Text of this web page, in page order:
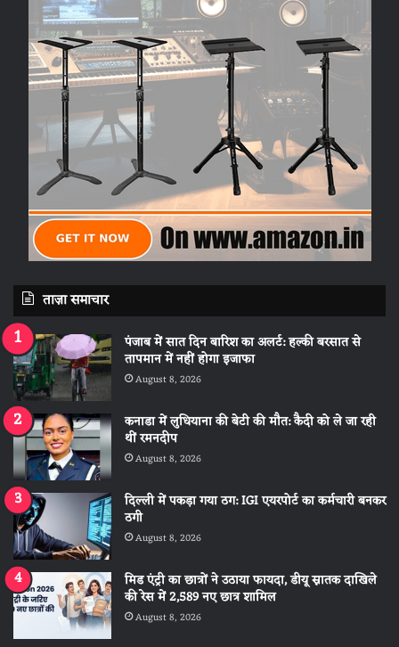
ताज़ा समाचार
पंजाब में सात दिन बारिश का अलर्ट: हल्की बरसात से
तापमान में नहीं होगा इजाफा
August 8, 2026
कनाडा में लुधियाना की बेटी की माैत: कैदी को ले जा रही
थीं रमनदीप
August 8, 2026
दिल्ली में पकड़ा गया ठग: IGI एयरपोर्ट का कर्मचारी बनकर
ठगी
August 8, 2026
मिड एंट्री का छात्रों ने उठाया फायदा, डीयू स्नातक दाखिले
की रेस में 2,589 नए छात्र शामिल
August 8, 2026